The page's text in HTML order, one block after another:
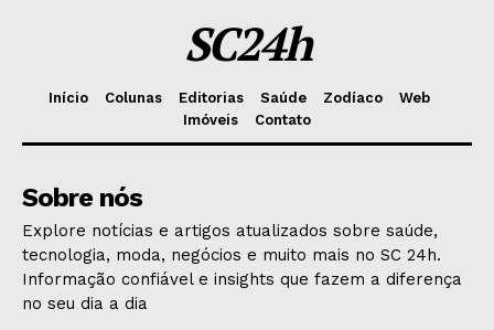
SC24h
Início Colunas Editorias Saúde Zodíaco
Web
Imóveis
Contato
Sobre nós
Explore notícias e artigos atualizados sobre saúde,
tecnologia, moda, negócios e muito mais no SC 24h.
Informação confiável e insights que fazem a diferença
no seu dia a dia